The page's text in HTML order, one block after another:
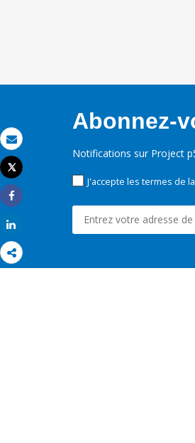
Email
Imprimer
Tweet
Share
Abonnez-
Notifications sur Project
J'accepte les termes de la